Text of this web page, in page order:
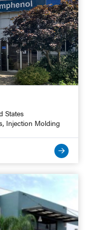
States
Injection Molding